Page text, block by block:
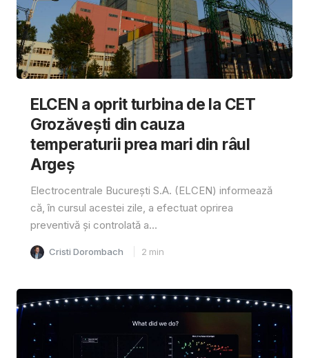
ELCEN a oprit turbina de la CET
Grozăvești din cauza
temperaturii prea mari din râul
Argeș
Electrocentrale București S.A. (ELCEN) informează
că, în cursul acestei zile, a efectuat oprirea
preventivă și controlată a...
Cristi Dorombach 2 min